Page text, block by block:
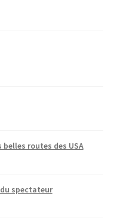
belles routes des USA
du spectateur